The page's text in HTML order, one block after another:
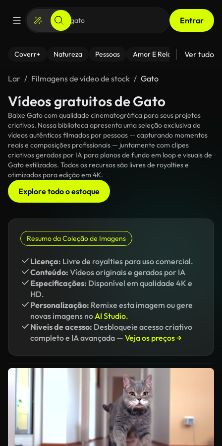
Entrar
Coverr+ Natureza Pessoas Amor E Relacionamentos
Ver tudo
Lar Filmagens de vídeo de stock Gato
Vídeos gratuitos de Gato
Baixe Gato com qualidade cinematográfica para seus projetos
criativos. Nossa biblioteca apresenta uma seleção exclusiva de
vídeos autênticos filmados por pessoas — capturando momentos
reais e composições profissionais — juntamente com clipes
criativos gerados por IA para planos de fundo em loop e visuais de
Gato estilizados. Todos os recursos são livres de royalties e
otimizados para edição em 4K.
Explore todo o estoque
Resumo da Coleção de Imagens
Licença: Livre de royalties para uso comercial.
Conteúdo: Vídeos originais e gerados por IA
Especificações: Disponível em qualidade 4K e
HD.
Personalização: Remixe esta imagem ou gere
novas imagens noAI Studio.
Níveis de acesso: Desbloqueie acesso criativo
completo e IA avançada — Veja os preços →